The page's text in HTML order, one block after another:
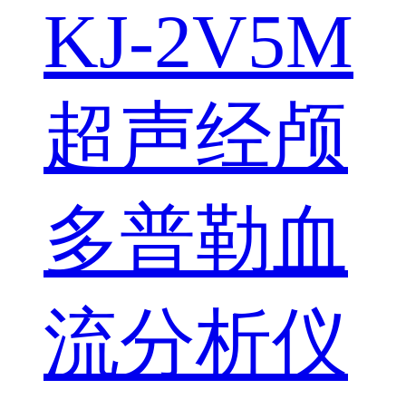
KJ-2V5M
超声经颅
多普勒血
流分析仪